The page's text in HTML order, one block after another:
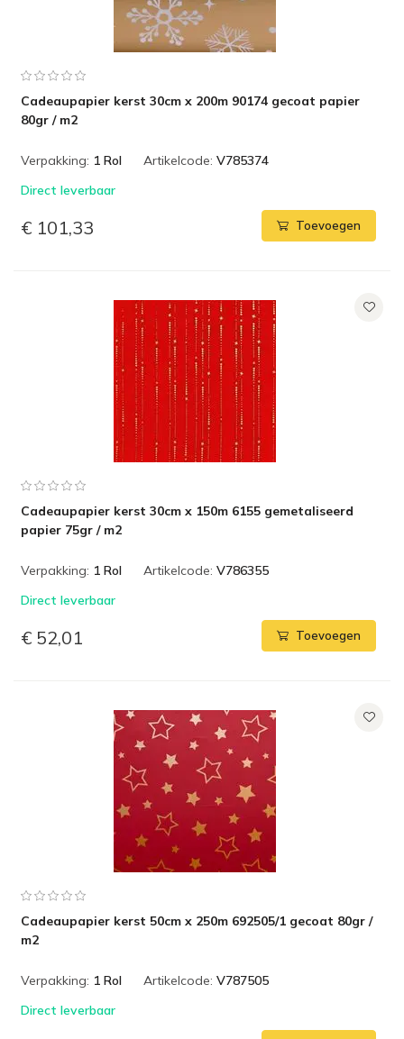
Cadeaupapier kerst 30cm x 200m 90174 gecoat papier
80gr / m2
Verpakking: 1 Rol Artikelcode: V785374
Direct leverbaar
€ 101,33 Toevoegen
Cadeaupapier kerst 30cm x 150m 6155 gemetaliseerd
papier 75gr / m2
Verpakking: 1 Rol Artikelcode: V786355
Direct leverbaar
€ 52,01 Toevoegen
Cadeaupapier kerst 50cm x 250m 692505/1 gecoat 80gr /
m2
Verpakking: 1 Rol Artikelcode: V787505
Direct leverbaar